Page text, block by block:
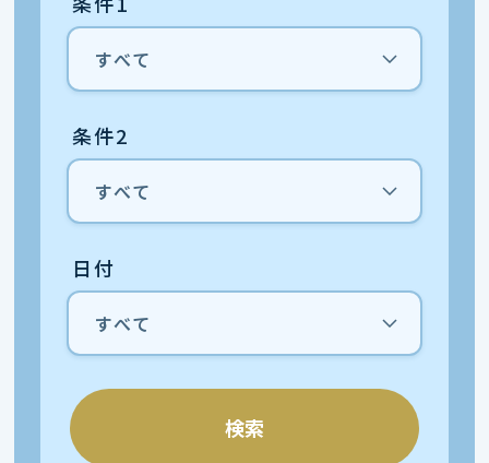
条件2
日付
検索